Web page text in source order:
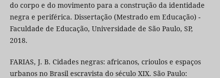
do corpo e do movimento para a construção da identidade
negra e periférica. Dissertação (Mestrado em Educação) -
Faculdade de Educação, Universidade de São Paulo, SP,
2018.
FARIAS, J. B. Cidades negras: africanos, crioulos e espaços
urbanos no Brasil escravista do século XIX. São Paulo: